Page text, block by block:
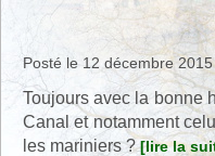
Posté le 12 décembre
Toujours avec la bonne
Canal et notamment
les mariniers ?[lire la